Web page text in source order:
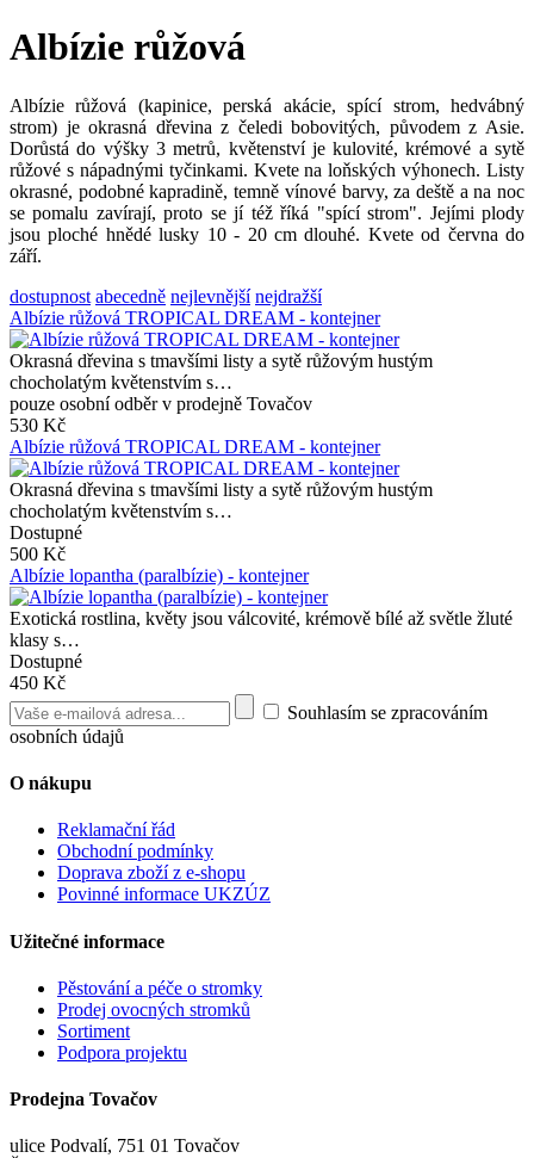
Albízie růžová
Albízie růžová (kapinice, perská akácie, spící strom, hedvábný
strom) je okrasná dřevina z čeledi bobovitých, původem z Asie.
Dorůstá do výšky 3 metrů, květenství je kulovité, krémové a sytě
růžové s nápadnými tyčinkami. Kvete na loňských výhonech. Listy
okrasné, podobné kapradině, temně vínové barvy, za deště a na noc
se pomalu zavírají, proto se jí též říká "spící strom". Jejími plody
jsou ploché hnědé lusky 10 - 20 cm dlouhé. Kvete od června do
září.
dostupnost abecedně nejlevnější nejdražší
Albízie růžová TROPICAL DREAM - kontejner
Okrasná dřevina s tmavšími listy a sytě růžovým hustým
chocholatým květenstvím s…
pouze osobní odběr v prodejně Tovačov
530 Kč
Albízie růžová TROPICAL DREAM - kontejner
Okrasná dřevina s tmavšími listy a sytě růžovým hustým
chocholatým květenstvím s…
Dostupné
500 Kč
Albízie lopantha (paralbízie) - kontejner
Exotická rostlina, květy jsou válcovité, krémově bílé až světle žluté
klasy s…
Dostupné
450 Kč
Souhlasím se zpracováním
osobních údajů
O nákupu
Reklamační řád
Obchodní podmínky
Doprava zboží z e-shopu
Povinné informace UKZÚZ
Užitečné informace
Pěstování a péče o stromky
Prodej ovocných stromků
Sortiment
Podpora projektu
Prodejna Tovačov
ulice Podvalí, 751 01 Tovačov